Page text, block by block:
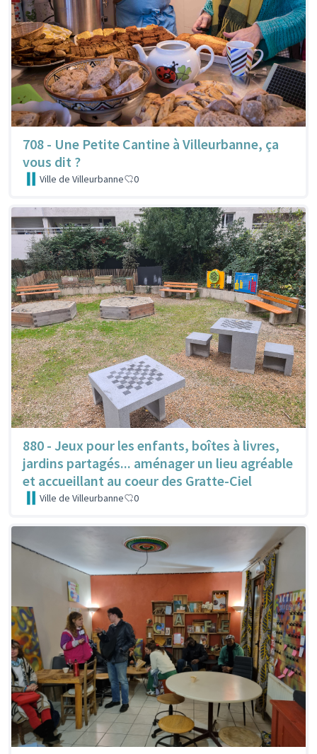
708 - Une Petite Cantine à Villeurbanne, ça
vous dit ?
Ville de Villeurbanne 0
880 - Jeux pour les enfants, boîtes à livres,
jardins partagés... aménager un lieu agréable
et accueillant au coeur des Gratte-Ciel
Ville de Villeurbanne 0